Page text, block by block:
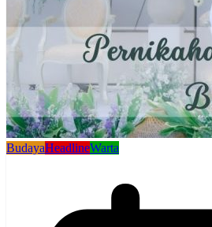
BudayaHeadlineWarta